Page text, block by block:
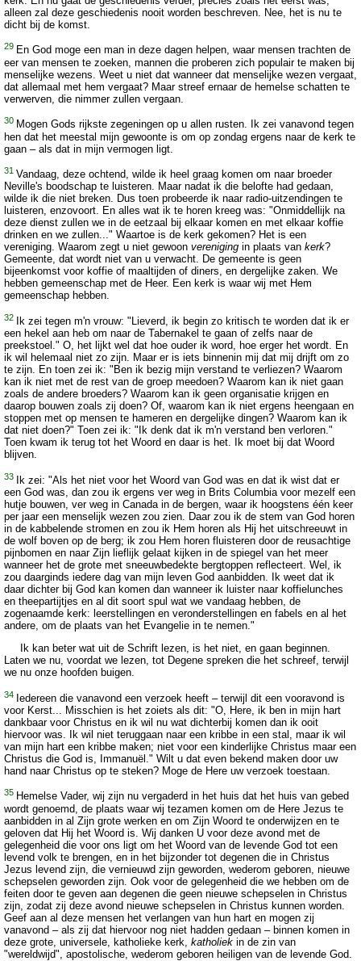
alleen zal deze geschiedenis nooit worden beschreven. Nee, het is nu te
dicht bij de komst.
29 En God moge een man in deze dagen helpen, waar mensen trachten de
eer van mensen te zoeken, mannen die proberen zich populair te maken bij
menselijke wezens. Weet u niet dat wanneer dat menselijke wezen vergaat,
dat allemaal met hem vergaat? Maar streef ernaar de hemelse schatten te
verwerven, die nimmer zullen vergaan.
30 Mogen Gods rijkste zegeningen op u allen rusten. Ik zei vanavond tegen
hen dat het meestal mijn gewoonte is om op zondag ergens naar de kerk te
gaan – als dat in mijn vermogen ligt.
31 Vandaag, deze ochtend, wilde ik heel graag komen om naar broeder
Neville's boodschap te luisteren. Maar nadat ik die belofte had gedaan,
wilde ik die niet breken. Dus toen probeerde ik naar radio-uitzendingen te
luisteren, enzovoort. En alles wat ik te horen kreeg was: "Onmiddellijk na
deze dienst zullen we in de eetzaal bij elkaar komen en met elkaar koffie
drinken en we zullen..." Waartoe is de kerk gekomen? Het is een
vereniging. Waarom zegt u niet gewoon vereniging in plaats van kerk?
Gemeente, dat wordt niet van u verwacht. De gemeente is geen
bijeenkomst voor koffie of maaltijden of diners, en dergelijke zaken. We
hebben gemeenschap met de Heer. Een kerk is waar wij met Hem
gemeenschap hebben.
32
Ik zei tegen m'n vrouw: "Lieverd, ik begin zo kritisch te worden dat ik er
een hekel aan heb om naar de Tabernakel te gaan of zelfs naar de
preekstoel." O, het lijkt wel dat hoe ouder ik word, hoe erger het wordt. En
ik wil helemaal niet zo zijn. Maar er is iets binnenin mij dat mij drijft om zo
te zijn. En toen zei ik: "Ben ik bezig mijn verstand te verliezen? Waarom
kan ik niet met de rest van de groep meedoen? Waarom kan ik niet gaan
zoals de andere broeders? Waarom kan ik geen organisatie krijgen en
daarop bouwen zoals zij doen? Of, waarom kan ik niet ergens heengaan en
stoppen met op mensen te hameren en dergelijke dingen? Waarom kan ik
dat niet doen?" Toen zei ik: "Ik denk dat ik m'n verstand ben verloren."
Toen kwam ik terug tot het Woord en daar is het. Ik moet bij dat Woord
blijven.
33
Ik zei: "Als het niet voor het Woord van God was en dat ik wist dat er
een God was, dan zou ik ergens ver weg in Brits Columbia voor mezelf een
hutje bouwen, ver weg in Canada in de bergen, waar ik hoogstens één keer
per jaar een menselijk wezen zou zien. Daar zou ik de stem van God horen
in de kabbelende stromen en zou ik Hem horen als Hij het uitschreeuwt in
de wolf boven op de berg; ik zou Hem horen fluisteren door de reusachtige
pijnbomen en naar Zijn lieflijk gelaat kijken in de spiegel van het meer
wanneer het de grote met sneeuwbedekte bergtoppen reflecteert. Wel, ik
zou daarginds iedere dag van mijn leven God aanbidden. Ik weet dat ik
daar dichter bij God kan komen dan wanneer ik luister naar koffielunches
en theepartijtjes en al dit soort spul wat we vandaag hebben, de
zogenaamde kerk: leerstellingen en veronderstellingen en fabels en al het
andere, om de plaats van het Evangelie in te nemen."
Ik kan beter wat uit de Schrift lezen, is het niet, en gaan beginnen.
Laten we nu, voordat we lezen, tot Degene spreken die het schreef, terwijl
we nu onze hoofden buigen.
34 Iedereen die vanavond een verzoek heeft – terwijl dit een vooravond is
voor Kerst... Misschien is het zoiets als dit: "O, Here, ik ben in mijn hart
dankbaar voor Christus en ik wil nu wat dichterbij komen dan ik ooit
hiervoor was. Ik wil niet teruggaan naar een kribbe in een stal, maar ik wil
van mijn hart een kribbe maken; niet voor een kinderlijke Christus maar een
Christus die God is, Immanuël." Wilt u dat even bekend maken door uw
hand naar Christus op te steken? Moge de Here uw verzoek toestaan.
35 Hemelse Vader, wij zijn nu vergaderd in het huis dat het huis van gebed
wordt genoemd, de plaats waar wij tezamen komen om de Here Jezus te
aanbidden in al Zijn grote werken en om Zijn Woord te onderwijzen en te
geloven dat Hij het Woord is. Wij danken U voor deze avond met de
gelegenheid die voor ons ligt om het Woord van de levende God tot een
levend volk te brengen, en in het bijzonder tot degenen die in Christus
Jezus levend zijn, die vernieuwd zijn geworden, wederom geboren, nieuwe
schepselen geworden zijn. Ook voor de gelegenheid die we hebben om de
feiten door te geven aan degenen die geen nieuwe schepselen in Christus
zijn, zodat zij deze avond nieuwe schepselen in Christus kunnen worden.
Geef aan al deze mensen het verlangen van hun hart en mogen zij
vanavond – als zij dat hiervoor nog niet hadden gedaan – binnen komen in
deze grote, universele, katholieke kerk, katholiek in de zin van
"wereldwijd", apostolische, wederom geboren heiligen van de levende God.